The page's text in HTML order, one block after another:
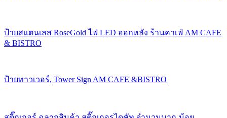
ป้ายสแตนเลส RoseGold ไฟ LED ออกหลัง ร้านคาเฟ่ AM CAFE
& BISTRO
ป้ายทาวเวอร์, Tower Sign AM CAFE &BISTRO